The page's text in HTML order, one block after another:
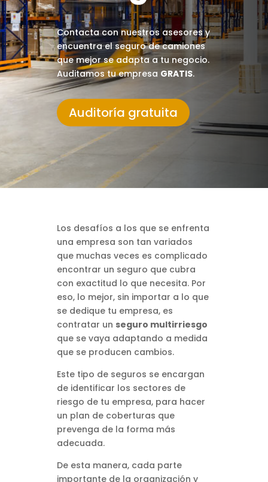
Contacta con nuestros asesores y
encuentra el seguro de camiones
que mejor se adapta a tu negocio.
Auditamos tu empresa GRATIS.
Auditoría gratuita
Los desafíos a los que se enfrenta
una empresa son tan variados
que muchas veces es complicado
encontrar un seguro que cubra
con exactitud lo que necesita. Por
eso, lo mejor, sin importar a lo que
se dedique tu empresa, es
contratar un seguro multirriesgo
que se vaya adaptando a medida
que se producen cambios.
Este tipo de seguros se encargan
de identificar los sectores de
riesgo de tu empresa, para hacer
un plan de coberturas que
prevenga de la forma más
adecuada.
De esta manera, cada parte
importante de la organización y